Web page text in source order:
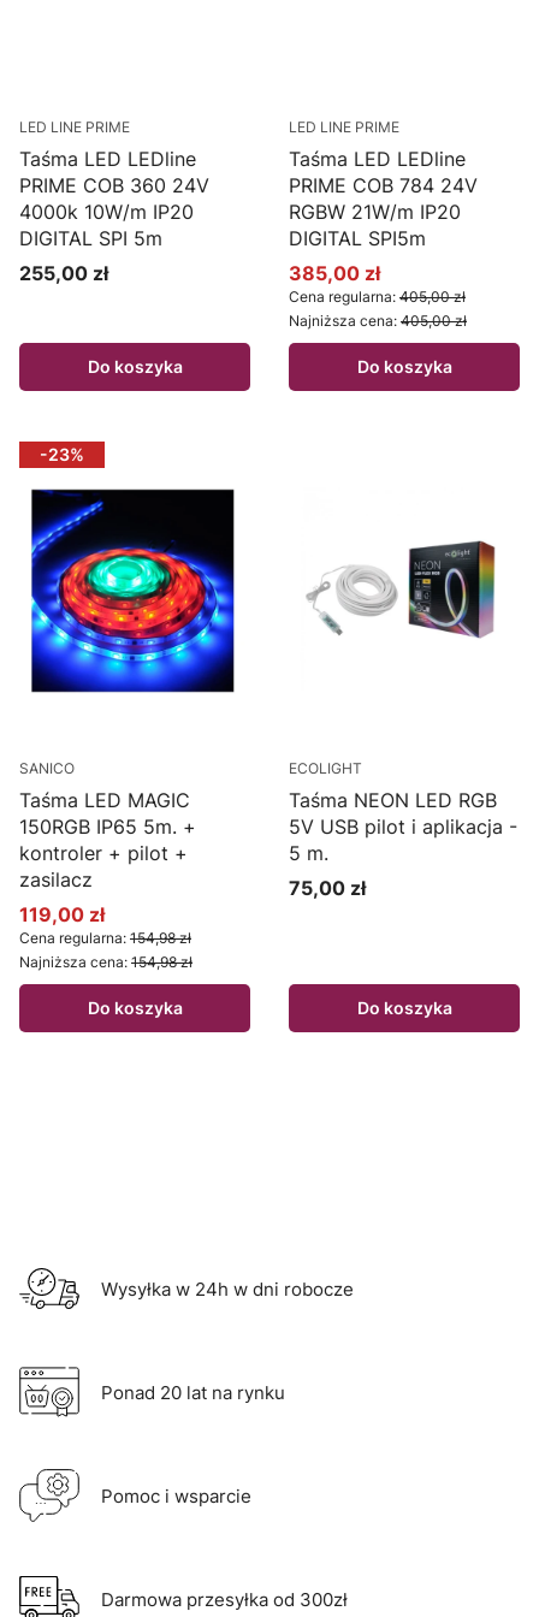
LED LINE PRIME
Taśma LED LEDline
PRIME COB 360 24V
4000k 10W/m IP20
DIGITAL SPI 5m
Cena
255,00 zł
Do koszyka
LED LINE PRIME
Taśma LED LEDline
PRIME COB 784 24V
RGBW 21W/m IP20
DIGITAL SPI5m
Cena promocyjna
385,00 zł
Cena regularna: 405,00 zł
Najniższa cena: 405,00 zł
Do koszyka
-23%
SANICO
Taśma LED MAGIC
150RGB IP65 5m. +
kontroler + pilot +
zasilacz
Cena promocyjna
119,00 zł
Cena regularna: 154,98 zł
Najniższa cena: 154,98 zł
Do koszyka
ECOLIGHT
Taśma NEON LED RGB
5V USB pilot i aplikacja -
5 m.
Cena
75,00 zł
Do koszyka
Wysyłka w 24h w dni robocze
Ponad 20 lat na rynku
Pomoc i wsparcie
Darmowa przesyłka od 300zł